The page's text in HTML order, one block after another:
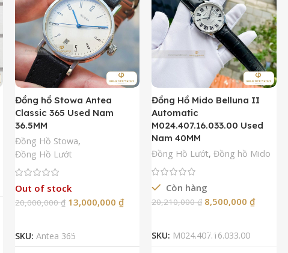
Đồng hồ Stowa Antea
Classic 365 Used Nam
36.5MM
Đồng Hồ Stowa,
Đồng Hồ Lướt
Out of stock
20,000,000₫ 13,000,000 ₫
SKU: Antea 365
Đồng Hồ Mido Belluna II
Automatic
M024.407.16.033.00 Used
Nam 40MM
Đồng Hồ Lướt, Đồng hồ Mido
Còn hàng
20,210,000₫ 8,500,000 ₫
SKU: M024.407.16.033.00